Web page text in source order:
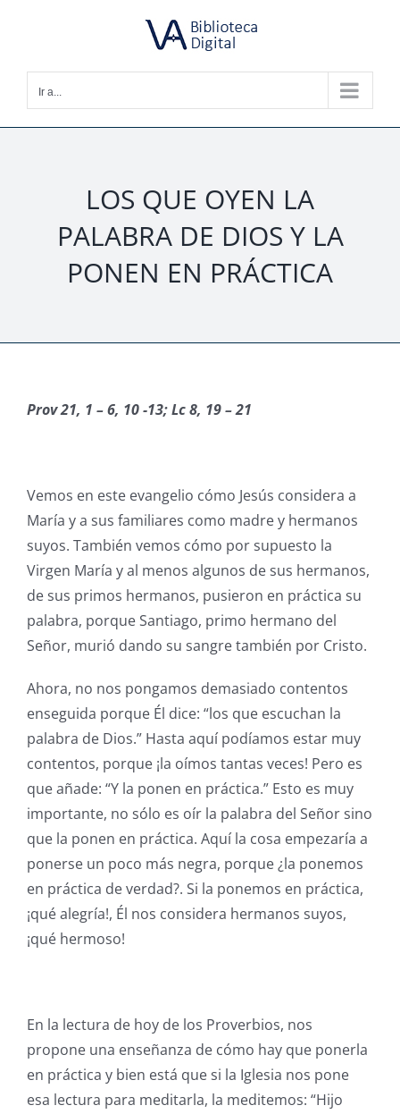
Ir a...
LOS QUE OYEN LA
PALABRA DE DIOS Y LA
PONEN EN PRÁCTICA
Prov 21, 1 – 6, 10 -13; Lc 8, 19 – 21
Vemos en este evangelio cómo Jesús considera a
María y a sus familiares como madre y hermanos
suyos. También vemos cómo por supuesto la
Virgen María y al menos algunos de sus hermanos,
de sus primos hermanos, pusieron en práctica su
palabra, porque Santiago, primo hermano del
Señor, murió dando su sangre también por Cristo.
Ahora, no nos pongamos demasiado contentos
enseguida porque Él dice: “los que escuchan la
palabra de Dios.” Hasta aquí podíamos estar muy
contentos, porque ¡la oímos tantas veces! Pero es
que añade: “Y la ponen en práctica.” Esto es muy
importante, no sólo es oír la palabra del Señor sino
que la ponen en práctica. Aquí la cosa empezaría a
ponerse un poco más negra, porque ¿la ponemos
en práctica de verdad?. Si la ponemos en práctica,
¡qué alegría!, Él nos considera hermanos suyos,
¡qué hermoso!
En la lectura de hoy de los Proverbios, nos
propone una enseñanza de cómo hay que ponerla
en práctica y bien está que si la Iglesia nos pone
esa lectura para meditarla, la meditemos: “Hijo